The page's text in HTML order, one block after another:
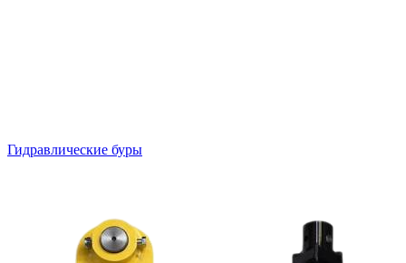
Гидравлические буры